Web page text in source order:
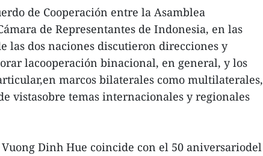
de Cooperación entre la Asamblea
de Representantes de Indonesia, en las
las dos naciones discutieron direcciones y
lacooperación binacional, en general, y los
marcos bilaterales como multilaterales,
vistasobre temas internacionales y regionales
Dinh Hue coincide con el 50 aniversariodel